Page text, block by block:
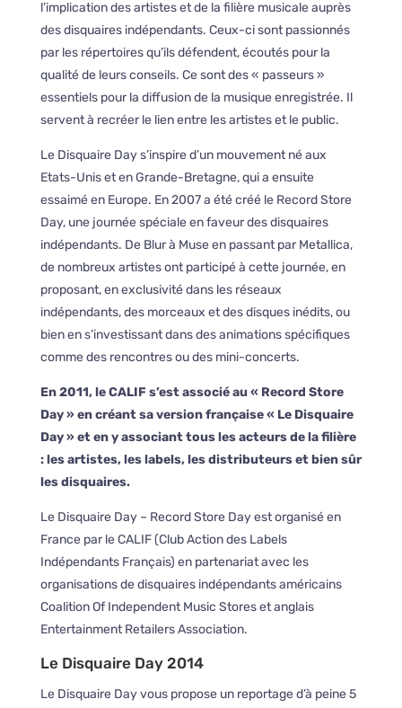
l’implication des artistes et de la filière musicale auprès
des disquaires indépendants. Ceux-ci sont passionnés
par les répertoires qu’ils défendent, écoutés pour la
qualité de leurs conseils. Ce sont des « passeurs »
essentiels pour la diffusion de la musique enregistrée. Il
servent à recréer le lien entre les artistes et le public.
Le Disquaire Day s’inspire d’un mouvement né aux
Etats-Unis et en Grande-Bretagne, qui a ensuite
essaimé en Europe. En 2007 a été créé le Record Store
Day, une journée spéciale en faveur des disquaires
indépendants. De Blur à Muse en passant par Metallica,
de nombreux artistes ont participé à cette journée, en
proposant, en exclusivité dans les réseaux
indépendants, des morceaux et des disques inédits, ou
bien en s’investissant dans des animations spécifiques
comme des rencontres ou des mini-concerts.
En 2011, le CALIF s’est associé au « Record Store
Day » en créant sa version française « Le Disquaire
Day » et en y associant tous les acteurs de la filière
: les artistes, les labels, les distributeurs et bien sûr
les disquaires.
Le Disquaire Day – Record Store Day est organisé en
France par le CALIF (Club Action des Labels
Indépendants Français) en partenariat avec les
organisations de disquaires indépendants américains
Coalition Of Independent Music Stores et anglais
Entertainment Retailers Association.
Le Disquaire Day 2014
Le Disquaire Day vous propose un reportage d’à peine 5